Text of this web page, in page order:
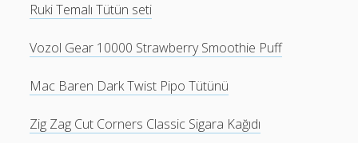
Ruki Temalı Tütün seti
Vozol Gear 10000 Strawberry Smoothie Puff
Mac Baren Dark Twist Pipo Tütünü
Zig Zag Cut Corners Classic Sigara Kağıdı